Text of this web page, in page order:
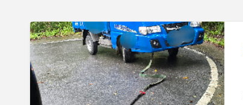
路
救
援
｜
全
三
灣
南
庄
峨